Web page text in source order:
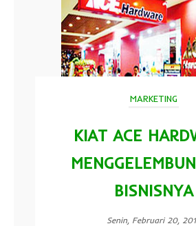
MARKETING
KIAT ACE
BISNISNYA
Senin, Februari 20,